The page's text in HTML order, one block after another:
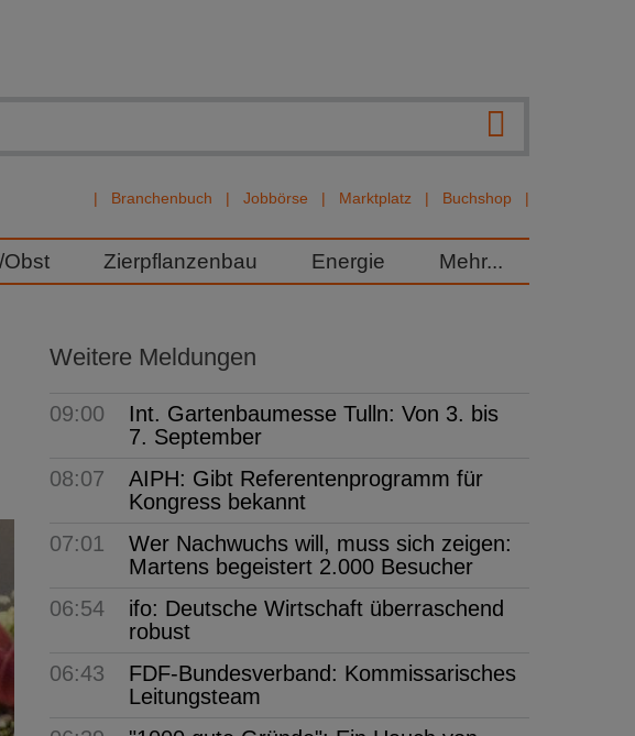
Branchenbuch Jobbörse Marktplatz Buchshop
Zierpflanzenbau Energie Mehr...
Weitere Meldungen
09:00
Int. Gartenbaumesse Tulln: Von 3. bis
7. September
08:07
AIPH: Gibt Referentenprogramm für
Kongress bekannt
07:01
Wer Nachwuchs will, muss sich zeigen:
Martens begeistert 2.000 Besucher
06:54
ifo: Deutsche Wirtschaft überraschend
robust
06:43
FDF-Bundesverband: Kommissarisches
Leitungsteam